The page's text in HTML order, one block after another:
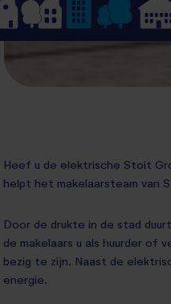
Heef u de elektrische Stoit
helpt het makelaarsteam van
Door de drukte in de stad
de makelaars u als huurder of
bezig te zijn. Naast de
energie.